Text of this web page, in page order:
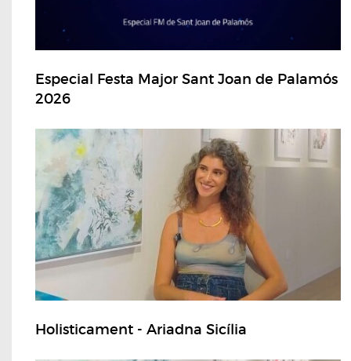
Especial Festa Major Sant Joan de Palamós
2026
Holisticament - Ariadna Sicília